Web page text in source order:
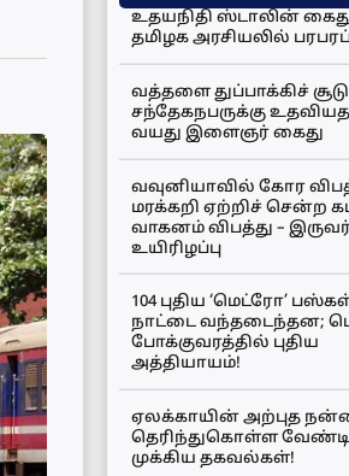
உதயநிதி ஸ்டாலின்
தமிழக அரசியலில்
வத்தளை துப்பாக்கிச்
சந்தேகநபருக்கு
வயது இளைஞர் கைது
வவுனியாவில் கோர
மரக்கறி ஏற்றிச் சென்ற
வாகனம் விபத்து –
உயிரிழப்பு
104 புதிய ‘மெட்ரோ’
நாட்டை வந்தடைந்தன;
போக்குவரத்தில் புதிய
அத்தியாயம்!
ஏலக்காயின் அற்புத
தெரிந்துகொள்ள
முக்கிய தகவல்கள்!